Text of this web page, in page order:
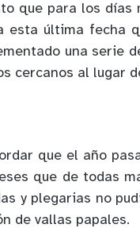
que para los
esta última fecha
una serie
cercanos al lugar
que el año
que de todas
y plegarias no
de vallas papales.